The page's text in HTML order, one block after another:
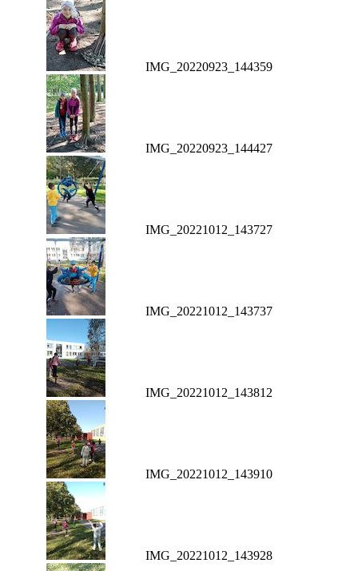
IMG_20220923_144359
IMG_20220923_144427
IMG_20221012_143727
IMG_20221012_143737
IMG_20221012_143812
IMG_20221012_143910
IMG_20221012_143928